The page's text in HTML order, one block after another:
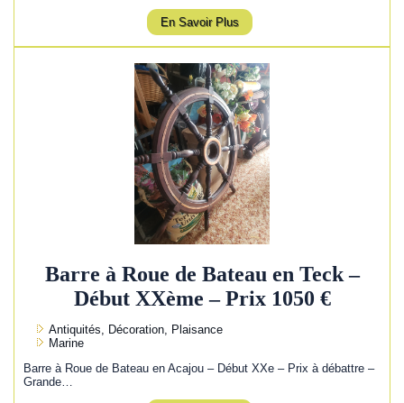
En Savoir Plus
Barre à Roue de Bateau en Teck –
Début XXème – Prix 1050 €
Antiquités, Décoration, Plaisance
Marine
Barre à Roue de Bateau en Acajou – Début XXe – Prix à débattre –
Grande…